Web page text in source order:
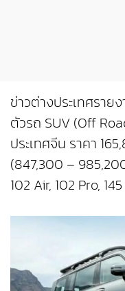
ข่าวต่างประเทศราย
ตัวรถ SUV (Off
ประเทศจีน ราคา
(847,300 –
102 Air, 102 Pro,